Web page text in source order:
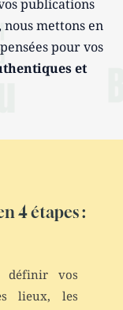
publications
nous mettons en
pour vos
et
4 étapes :
définir vos
lieux, les